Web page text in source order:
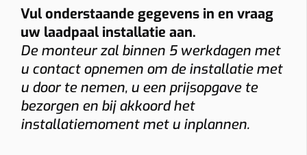
Vul onderstaande gegevens in en vraag
uw laadpaal installatie aan.
De monteur zal binnen 5 werkdagen met
u contact opnemen om de installatie met
u door te nemen, u een prijsopgave te
bezorgen en bij akkoord het
installatiemoment met u inplannen.